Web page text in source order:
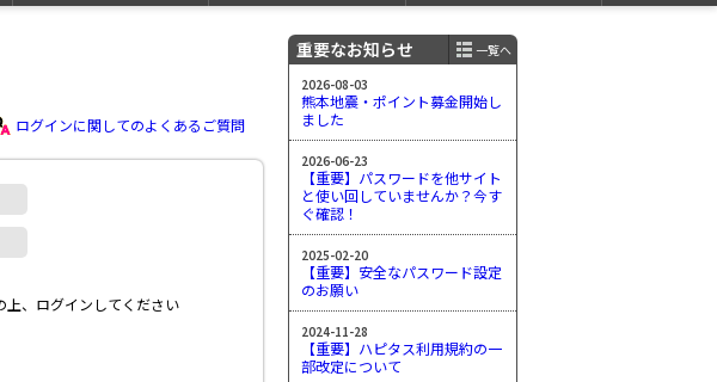
ログインに関してのよくあるご質問
上、ログインしてください
重要なお知らせ
一覧へ
2026-08-03
熊本地震・ポイント募金開始し
ました
2026-06-23
【重要】パスワードを他サイト
と使い回していませんか？今す
ぐ確認！
2025-02-20
【重要】安全なパスワード設定
のお願い
2024-11-28
【重要】ハピタス利用規約の一
部改定について